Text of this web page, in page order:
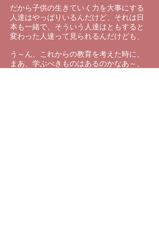
だから子供の生きていく力を大事にする
人達はやっぱりいるんだけど、それは日
本も一緒で、そういう人達はともすると
変わった人達って見られるんだけども、
う～ん、これからの教育を考えた時に、
まあ、学ぶべきものはあるのかなあ～、